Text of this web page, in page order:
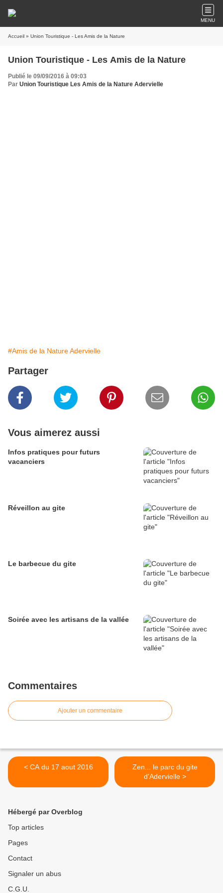
MENU
Accueil » Union Touristique - Les Amis de la Nature
Union Touristique - Les Amis de la Nature
Publié le 09/09/2016 à 09:03
Par Union Touristique Les Amis de la Nature Adervielle
#Amis de la Nature Adervielle
Partager
Vous aimerez aussi
Infos pratiques pour futurs
vacanciers
Réveillon au gite
Le barbecue du gite
Soirée avec les artisans de la vallée
Commentaires
Ajouter un commentaire
< CA du 17 aout 2016
Zen... le parc du gite
d'Adervielle >
Hébergé par Overblog
Top articles
Pages
Contact
Signaler un abus
C.G.U.